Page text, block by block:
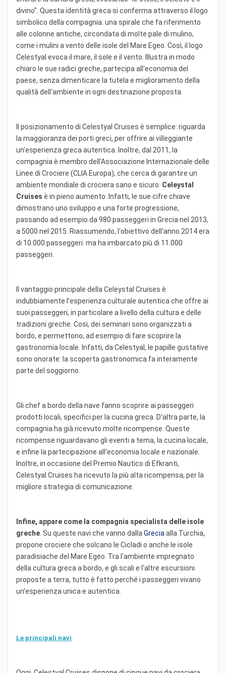
divino". Questa identità greca si conferma attraverso il logo
simbolico della compagnia: una spirale che fa riferimento
alle colonne antiche, circondata di molte pale di mulino,
come i mulini a vento delle isole del Mare Egeo. Così, il logo
Celestyal evoca il mare, il sole e il vento. Illustra in modo
chiaro le sue radici greche, partecipa all'economia del
paese, senza dimenticare la tutela e miglioramento della
qualità dell'ambiente in ogni destinazione proposta.
Il posizionamento di Celestyal Cruises è semplice: riguarda
la maggioranza dei porti greci, per offrire ai villeggiante
un'esperienza greca autentica. Inoltre, dal 2011, la
compagnia è membro dell'Associazione Internazionale delle
Linee di Crociere (CLIA Europa), che cerca di garantire un
ambiente mondiale di crociera sano e sicuro. Celeystal
Cruises è in pieno aumento. Infatti, le sue cifre chiave
dimostrano uno sviluppo e una forte progressione,
passando ad esempio da 980 passeggeri in Grecia nel 2013,
a 5000 nel 2015. Riassumendo, l'obiettivo dell'anno 2014 era
di 10.000 passeggeri: ma ha imbarcato più di 11.000
passeggeri.
Il vantaggio principale della Celeystal Cruises è
indubbiamente l'esperienza culturale autentica che offre ai
suoi passeggeri, in particolare a livello della cultura e delle
tradizioni greche. Così, dei seminari sono organizzati a
bordo, e permettono, ad esempio di fare scoprire la
gastronomia locale. Infatti, da Celestyal, le papille gustative
sono onorate: la scoperta gastronomica fa interamente
parte del soggiorno.
Gli chef a bordo della nave fanno scoprire ai passeggeri
prodotti locali, specifici per la cucina greca. D'altra parte, la
compagnia ha già ricevuto molte ricompense. Queste
ricompense riguardavano gli eventi a tema, la cucina locale,
e infine la partecipazione all'economia locale e nazionale.
Inoltre, in occasione del Premio Nautico di Efkranti,
Celestyal Cruises ha ricevuto la più alta ricompensa, per la
migliore strategia di comunicazione.
Infine, appare come la compagnia specialista delle isole
greche . Su queste navi che vanno dalla Grecia alla Turchia,
propone crociere che solcano le Cicladi o anche le isole
paradisiache del Mare Egeo. Tra l'ambiente impregnato
della cultura greca a bordo, e gli scali e l'altre escursioni
proposte a terra, tutto è fatto perché i passeggeri vivano
un'esperienza unica e autentica.
Le principali navi